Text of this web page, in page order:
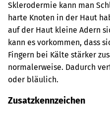
Sklerodermie kann man
harte Knoten in der Haut
auf der Haut kleine Adern
kann es vorkommen, dass
Fingern bei Kälte stärker
normalerweise. Dadurch
oder bläulich.
Zusatzkennzeichen